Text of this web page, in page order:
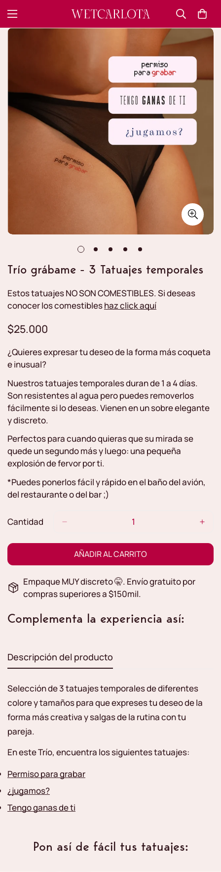
Trío grábame - 3 Tatuajes temporales
Estos tatuajesNO SON COMESTIBLES. Si deseas
conocer los comestibleshaz click aquí
Precio
$25.000
¿Quieres expresar tu deseo de la forma más coqueta
e inusual?
Nuestros tatuajes temporales duran de 1 a 4 días.
Son resistentes al agua pero puedes removerlos
fácilmente si lo deseas. Vienen en un sobre elegante
y discreto.
Perfectos para cuando quieras que su mirada se
quede un segundo más y luego: una pequeña
explosión de fervor por ti.
*Puedes ponerlos fácil y rápido en el baño del avión,
del restaurante o del bar ;)
Cantidad
AÑADIR AL CARRITO
Empaque MUY discreto🤫. Envío gratuito por
compras superiores a $150mil.
Complementa la experiencia así:
Descripción del producto
Selección de 3 tatuajes temporales de diferentes
colore y tamaños para que expreses tu deseo de la
forma más creativa y salgas de la rutina con tu
pareja.
En este Trío, encuentra los siguientes tatuajes:
Permiso para grabar
¿jugamos?
Tengo ganas de ti
Pon así de fácil tus tatuajes: